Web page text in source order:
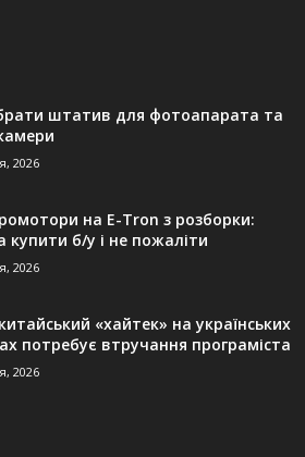
штатив для фотоапарата та
2026
на E-Tron з розборки:
купити б/у і не пожаліти
2026
«хайтек» на українських
потребує втручання програміста
2026